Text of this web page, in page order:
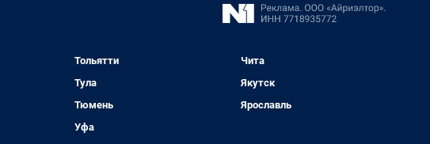
Тольятти
Тула
Тюмень
Уфа
Чита
Якутск
Ярославль